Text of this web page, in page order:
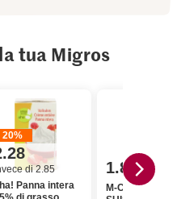
tua Migros
20%
di 2.85
Panna intera
1.80
M-Classic IP-